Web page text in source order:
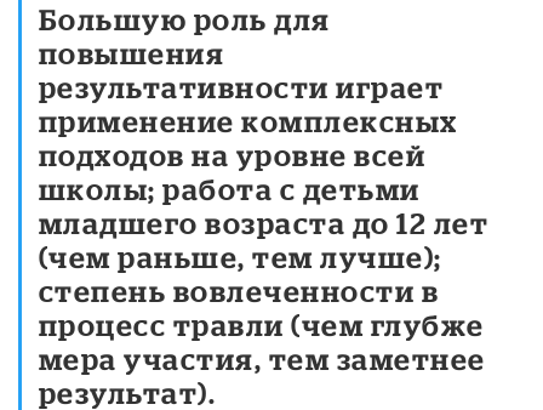
Большую роль для
повышения
результативности играет
применение комплексных
подходов на уровне всей
школы; работа с детьми
младшего возраста до 12 лет
(чем раньше, тем лучше);
степень вовлеченности в
процесс травли (чем глубже
мера участия, тем заметнее
результат).